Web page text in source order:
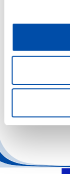
The